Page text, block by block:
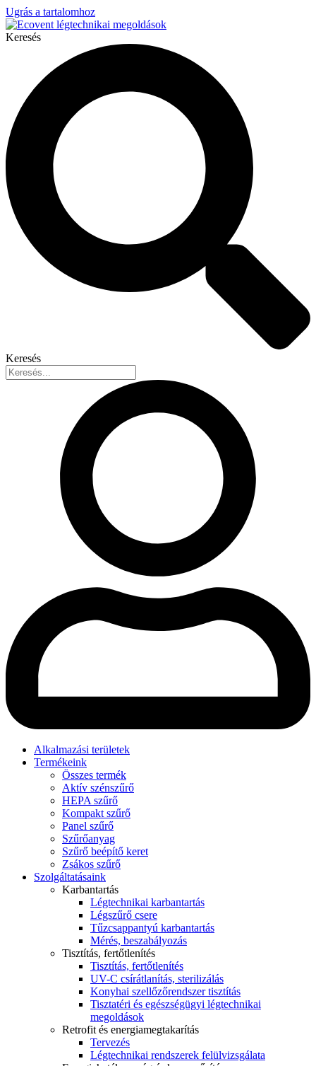
Ugrás a tartalomhoz
Keresés
Keresés
Alkalmazási területek
Termékeink
Összes termék
Aktív szénszűrő
HEPA szűrő
Kompakt szűrő
Panel szűrő
Szűrőanyag
Szűrő beépítő keret
Zsákos szűrő
Szolgáltatásaink
Karbantartás
Légtechnikai karbantartás
Légszűrő csere
Tűzcsappantyú karbantartás
Mérés, beszabályozás
Tisztítás, fertőtlenítés
Tisztítás, fertőtlenítés
UV-C csírátlanítás, sterilizálás
Konyhai szellőzőrendszer tisztítás
Tisztatéri és egészségügyi légtechnikai
megoldások
Retrofit és energiamegtakarítás
Tervezés
Légtechnikai rendszerek felülvizsgálata